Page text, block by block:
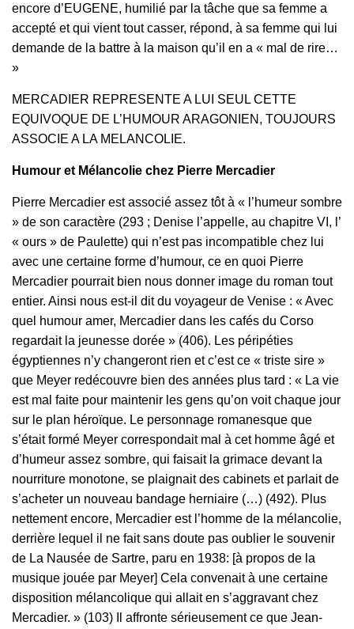
encore d’EUGENE, humilié par la tâche que sa femme a
accepté et qui vient tout casser, répond, à sa femme qui lui
demande de la battre à la maison qu’il en a « mal de rire…
»
MERCADIER REPRESENTE A LUI SEUL CETTE
EQUIVOQUE DE L’HUMOUR ARAGONIEN, TOUJOURS
ASSOCIE A LA MELANCOLIE.
Humour et Mélancolie chez Pierre Mercadier
Pierre Mercadier est associé assez tôt à « l’humeur sombre
» de son caractère (293 ; Denise l’appelle, au chapitre VI, l’
« ours » de Paulette) qui n’est pas incompatible chez lui
avec une certaine forme d’humour, ce en quoi Pierre
Mercadier pourrait bien nous donner image du roman tout
entier. Ainsi nous est-il dit du voyageur de Venise : « Avec
quel humour amer, Mercadier dans les cafés du Corso
regardait la jeunesse dorée » (406). Les péripéties
égyptiennes n’y changeront rien et c’est ce « triste sire »
que Meyer redécouvre bien des années plus tard : « La vie
est mal faite pour maintenir les gens qu’on voit chaque jour
sur le plan héroïque. Le personnage romanesque que
s’était formé Meyer correspondait mal à cet homme âgé et
d’humeur assez sombre, qui faisait la grimace devant la
nourriture monotone, se plaignait des cabinets et parlait de
s’acheter un nouveau bandage herniaire (…) (492). Plus
nettement encore, Mercadier est l’homme de la mélancolie,
derrière lequel il ne fait sans doute pas oublier le souvenir
de La Nausée de Sartre, paru en 1938: [à propos de la
musique jouée par Meyer] Cela convenait à une certaine
disposition mélancolique qui allait en s’aggravant chez
Mercadier. » (103) Il affronte sérieusement ce que Jean-